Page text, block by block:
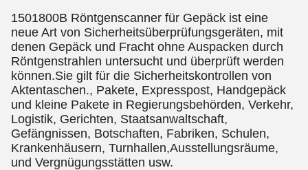
1501800B Röntgenscanner für Gepäck ist eine
neue Art von Sicherheitsüberprüfungsgeräten, mit
denen Gepäck und Fracht ohne Auspacken durch
Röntgenstrahlen untersucht und überprüft werden
können.Sie gilt für die Sicherheitskontrollen von
Aktentaschen., Pakete, Expresspost, Handgepäck
und kleine Pakete in Regierungsbehörden, Verkehr,
Logistik, Gerichten, Staatsanwaltschaft,
Gefängnissen, Botschaften, Fabriken, Schulen,
Krankenhäusern, Turnhallen,Ausstellungsräume,
und Vergnügungsstätten usw.